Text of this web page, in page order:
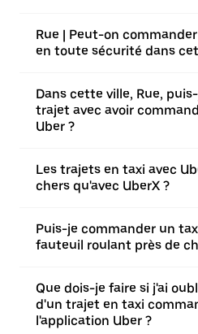
Rue | Peut-on
en toute sécurité dans
Dans cette ville, Rue,
trajet avec avoir
Uber ?
Les trajets en taxi avec
chers qu'avec UberX ?
Puis-je commander un
fauteuil roulant près de
Que dois-je faire si j'ai
d'un trajet en taxi
l'application Uber ?